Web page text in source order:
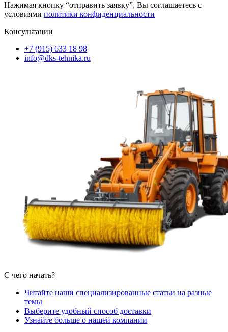
Нажимая кнопку “отправить заявку”, Вы соглашаетесь с
условиями политики конфиденциальности
Консультации
+7 (915) 633 18 98
info@dks-tehnika.ru
С чего начать?
Читайте наши специализированные статьи на разные
темы
Выберите удобный способ доставки
Узнайте больше о нашей компании